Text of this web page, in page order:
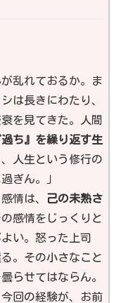
乱れておるか。ま
は長きにわたり、
を見てきた。人間
過ち』を繰り返す生
人生という修行の
ぎん。」
情は、
己の未熟さ
感情をじっくりと
い。怒った上司
。その小さなこと
らせてはならん。
今回の経験が、お前